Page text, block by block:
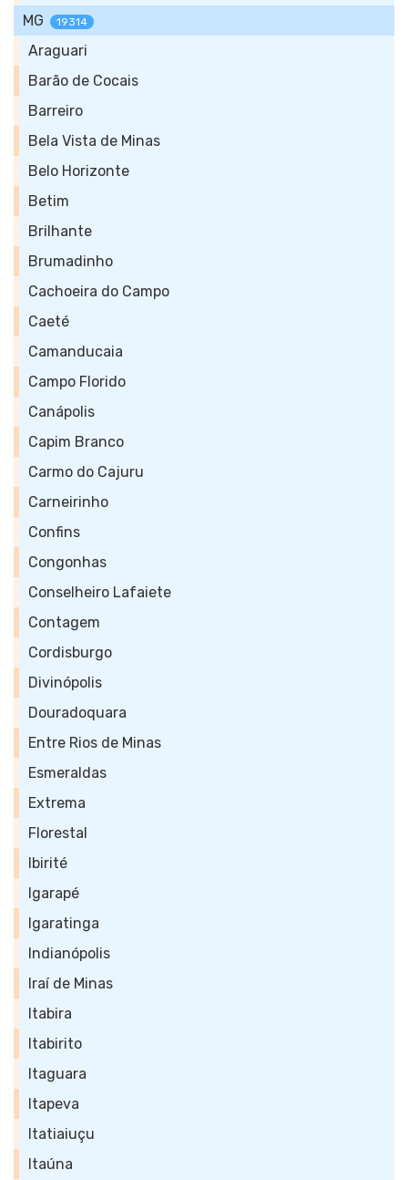
MG
19314
Araguari
Barão de Cocais
Barreiro
Bela Vista de Minas
Belo Horizonte
Betim
Brilhante
Brumadinho
Cachoeira do Campo
Caeté
Camanducaia
Campo Florido
Canápolis
Capim Branco
Carmo do Cajuru
Carneirinho
Confins
Congonhas
Conselheiro Lafaiete
Contagem
Cordisburgo
Divinópolis
Douradoquara
Entre Rios de Minas
Esmeraldas
Extrema
Florestal
Ibirité
Igarapé
Igaratinga
Indianópolis
Iraí de Minas
Itabira
Itabirito
Itaguara
Itapeva
Itatiaiuçu
Itaúna